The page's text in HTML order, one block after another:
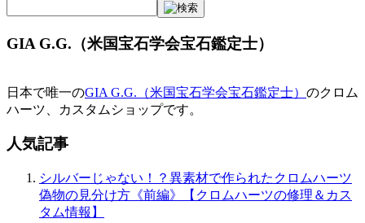
ゲ
ー
ョ
ン
GIA G.G.（米国宝石学会宝石鑑定士）
日本で唯一のGIA G.G.（米国宝石学会宝石鑑定士） のクロム
ハーツ、カスタムショップです。
人気記事
シルバーじゃない！？異素材で作られたクロムハーツ
偽物の見分け方《前編》【クロムハーツの修理＆カス
タム情報】